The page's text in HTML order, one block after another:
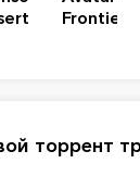
Frontiers
торрент